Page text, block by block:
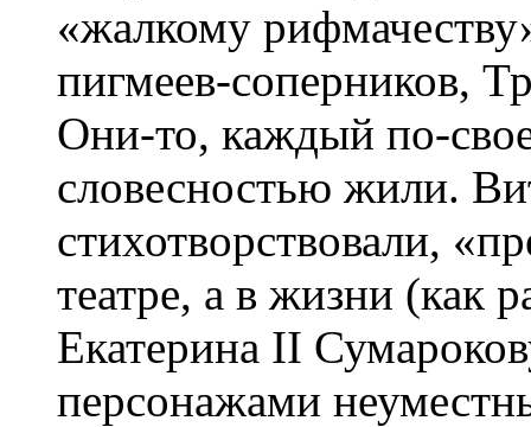
«жалкому
пигмеев-соперников,
Они-то, каждый по-
словесностью жили.
стихотворствовали,
театре, а в жизни (как
Екатерина II
персонажами